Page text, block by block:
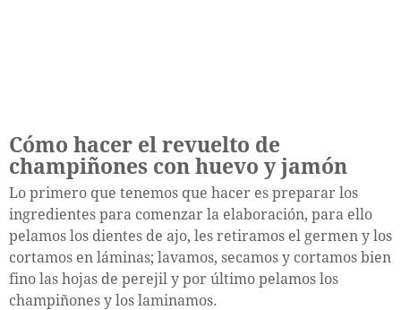
Cómo hacer el revuelto de
champiñones con huevo y jamón
Lo primero que tenemos que hacer es preparar los
ingredientes para comenzar la elaboración, para ello
pelamos los dientes de ajo, les retiramos el germen y los
cortamos en láminas; lavamos, secamos y cortamos bien
fino las hojas de perejil y por último pelamos los
champiñones y los laminamos.